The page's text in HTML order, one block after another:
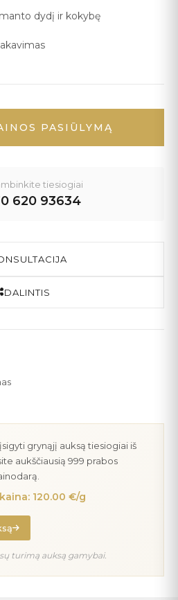
dydį ir kokybę
PASIŪLYMĄ
tiesiogiai
620 93634
DALINTIS
grynąjį auksą tiesiogiai iš
aukščiausią 999 prabos
120.00 €/g
turimą auksą gamybai.